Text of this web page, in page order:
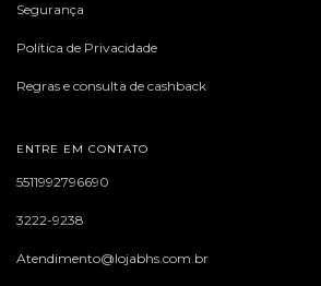
Segurança
Política de Privacidade
Regras e consulta de cashback
ENTRE EM CONTATO
5511992796690
3222-9238
Atendimento@lojabhs.com.br